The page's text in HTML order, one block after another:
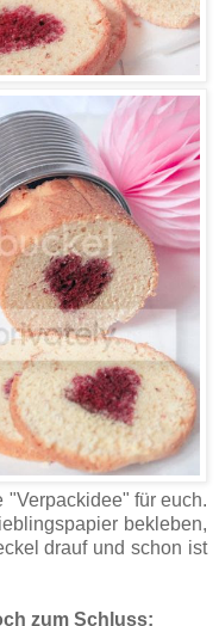
für euch.
bekleben,
drauf und schon ist
zum Schluss: